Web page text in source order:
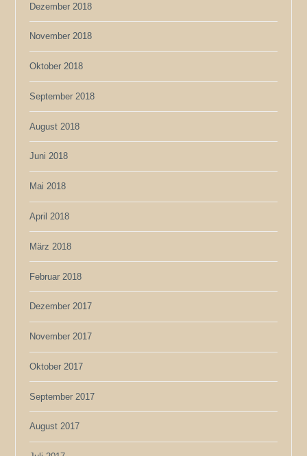
Dezember 2018
November 2018
Oktober 2018
September 2018
August 2018
Juni 2018
Mai 2018
April 2018
März 2018
Februar 2018
Dezember 2017
November 2017
Oktober 2017
September 2017
August 2017